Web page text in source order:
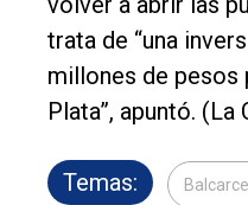
trata de “una
millones de pesos
Plata”, apuntó. (La
Temas: